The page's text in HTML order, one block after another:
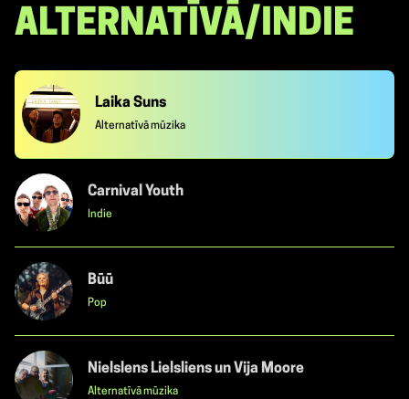
ALTERNATĪVĀ/INDIE
Laika Suns
Alternatīvā mūzika
Carnival Youth
Indie
Būū
Pop
Nielslens Lielsliens un Vija Moore
Alternatīvā mūzika